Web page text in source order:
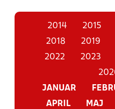
2014 2015
2018
2019
2022
2023
JANUAR
APRIL
MAJ